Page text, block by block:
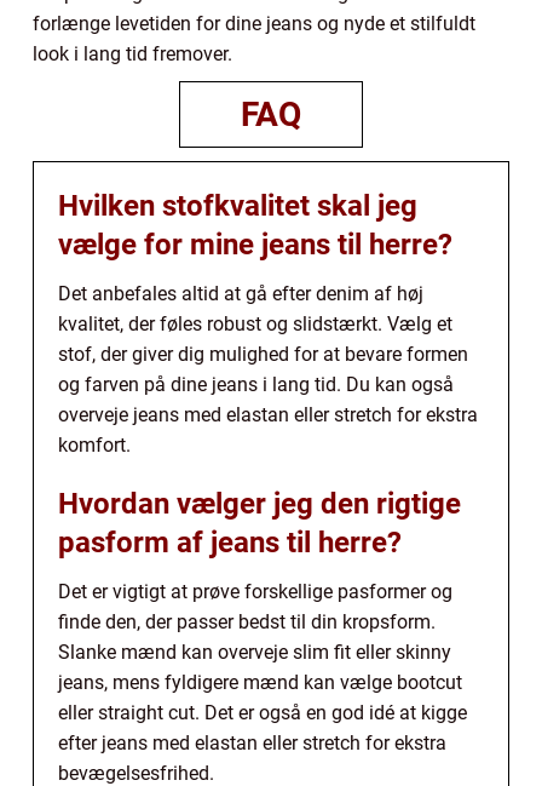
forlænge levetiden for dine jeans og nyde et stilfuldt
look i lang tid fremover.
FAQ
Hvilken stofkvalitet skal jeg
vælge for mine jeans til herre?
Det anbefales altid at gå efter denim af høj
kvalitet, der føles robust og slidstærkt. Vælg et
stof, der giver dig mulighed for at bevare formen
og farven på dine jeans i lang tid. Du kan også
overveje jeans med elastan eller stretch for ekstra
komfort.
Hvordan vælger jeg den rigtige
pasform af jeans til herre?
Det er vigtigt at prøve forskellige pasformer og
finde den, der passer bedst til din kropsform.
Slanke mænd kan overveje slim fit eller skinny
jeans, mens fyldigere mænd kan vælge bootcut
eller straight cut. Det er også en god idé at kigge
efter jeans med elastan eller stretch for ekstra
bevægelsesfrihed.